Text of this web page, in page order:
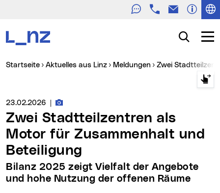
TelefonE-Mail
Suche
Sie sind hier:
Startseite Aktuelles aus Linz Meldungen Zwei
Medienservice vom:
23.02.2026 Fotos zur Meldung
Zwei Stadtteilzentren als
Motor für Zusammenhalt und
Beteiligung
Bilanz 2025 zeigt Vielfalt der Angebote
und hohe Nutzung der offenen Räume